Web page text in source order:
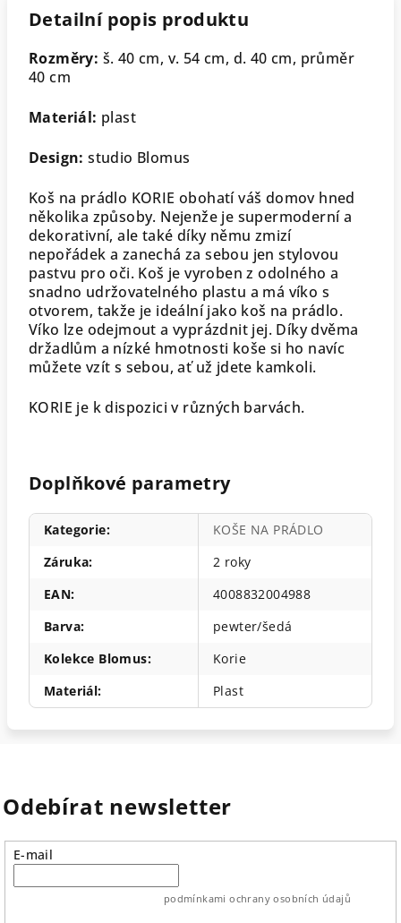
Detailní popis produktu
Rozměry: š. 40 cm, v. 54 cm, d. 40 cm, průměr
40 cm
Materiál: plast
Design:studio Blomus
Koš na prádlo KORIE obohatí váš domov hned
několika způsoby. Nejenže je supermoderní a
dekorativní, ale také díky němu zmizí
nepořádek a zanechá za sebou jen stylovou
pastvu pro oči. Koš je vyroben z odolného a
snadno udržovatelného plastu a má víko s
otvorem, takže je ideální jako koš na prádlo.
Víko lze odejmout a vyprázdnit jej. Díky dvěma
držadlům a nízké hmotnosti koše si ho navíc
můžete vzít s sebou, ať už jdete kamkoli.
KORIE je k dispozici v různých barvách.
Doplňkové parametry
Kategorie:
KOŠE NA PRÁDLO
Záruka:
2 roky
EAN:
4008832004988
Barva:
pewter/šedá
Kolekce Blomus:
Korie
Materiál: Plast
Odebírat newsletter
E-mail
podmínkami ochrany osobních údajů